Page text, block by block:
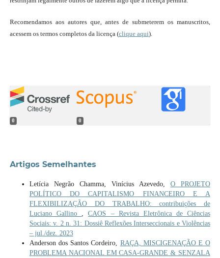
Recomendamos aos autores que, antes de submeterem os manuscritos,
acessem os termos completos da licença (clique aqui).
0 0
Artigos Semelhantes
Letícia Negrão Chamma, Vinícius Azevedo,O PROJETO
POLÍTICO DO CAPITALISMO FINANCEIRO E A
FLEXIBILIZAÇÃO DO TRABALHO: contribuições de
Luciano Gallino
,CAOS – Revista Eletrônica de Ciências
Sociais: v. 2 n. 31: Dossiê Reflexões Interseccionais e Violências
– jul./dez. 2023
Anderson dos Santos Cordeiro, RAÇA, MISCIGENAÇÃO E O
PROBLEMA NACIONAL EM CASA-GRANDE & SENZALA